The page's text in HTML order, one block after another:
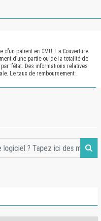
patient en CMU. La Couverture
d’une partie ou de la totalité de
l’état. Des informations relatives
Le taux de remboursement…